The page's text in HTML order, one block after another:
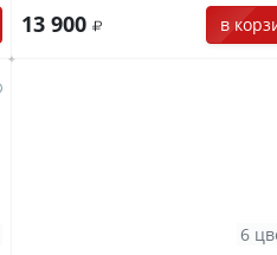
13 900 в
6